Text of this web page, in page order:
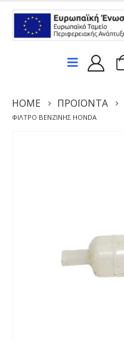
HOME ΠΡΟΪΌΝΤΑ
ΦΊΛΤΡΟ ΒΕΝΖΊΝΗΣ HONDA